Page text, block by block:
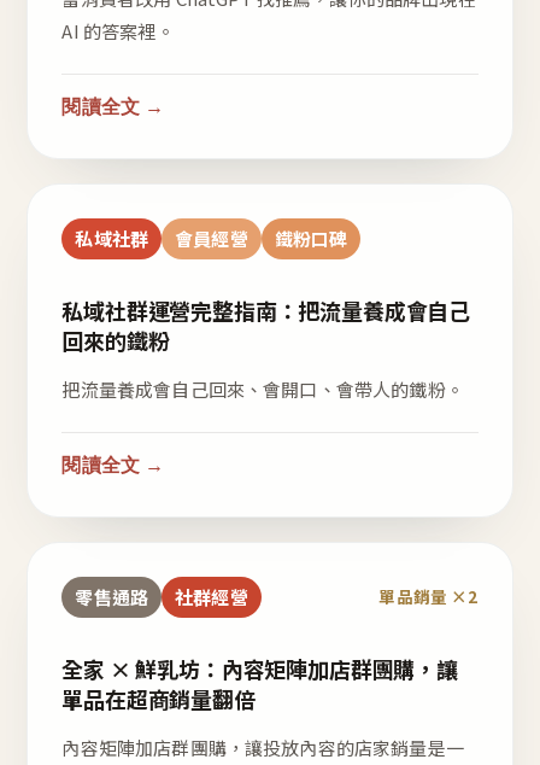
AI 的答案裡。
閱讀全文 →
私域社群 會員經營 鐵粉口碑
私域社群運營完整指南：把流量養成會自己
回來的鐵粉
把流量養成會自己回來、會開口、會帶人的鐵粉。
閱讀全文 →
零售通路 社群經營 單品銷量 ×2
全家 × 鮮乳坊：內容矩陣加店群團購，讓
單品在超商銷量翻倍
內容矩陣加店群團購，讓投放內容的店家銷量是一